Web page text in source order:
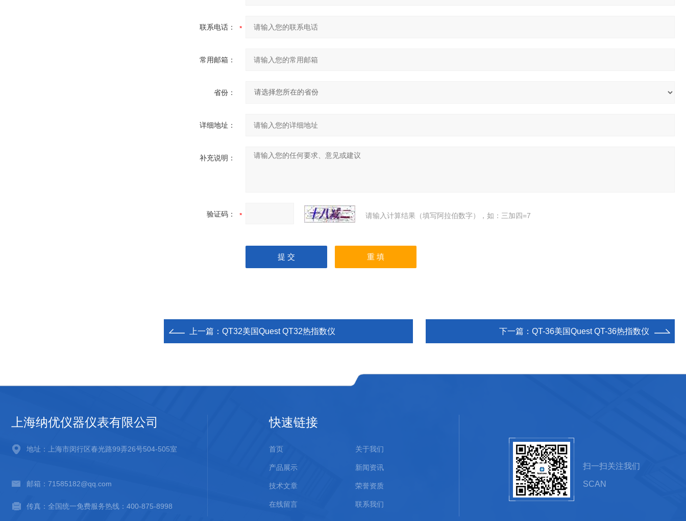
联系电话：
常用邮箱：
省份：
详细地址：
补充说明：
验证码： 请输入计算结果（填写阿拉伯数字），如：三加四=7
上一篇： QT32美国Quest QT32热指数仪 下一篇： QT-36美国Quest QT-36热指数仪
上海纳优仪器仪表有限公司
地址：上海市闵行区春光路99弄26号504-505室
邮箱：71585182@qq.com
传真：全国统一免费服务热线：400-875-8998
快速链接
首页 关于我们
产品展示 新闻资讯
技术文章 荣誉资质
在线留言 联系我们
扫一扫关注我们
SCAN